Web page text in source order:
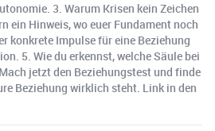
3. Warum Krisen kein Zeichen
ein Hinweis, wo euer Fundament noch
konkrete Impulse für eine Beziehung
5. Wie du erkennst, welche Säule bei
jetzt den Beziehungstest und finde
Beziehung wirklich steht. Link in den